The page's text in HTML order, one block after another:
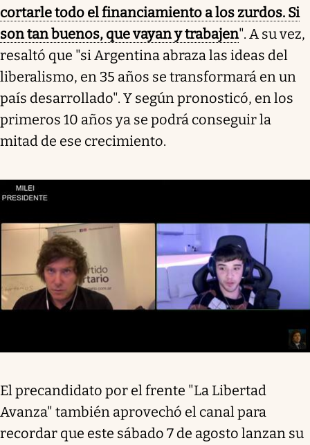
cortarle todo el financiamiento a los zurdos. Si
son tan buenos, que vayan y trabajen". A su vez,
resaltó que "si Argentina abraza las ideas del
liberalismo, en 35 años se transformará en un
país desarrollado". Y según pronosticó, en los
primeros 10 años ya se podrá conseguir la
mitad de ese crecimiento.
El precandidato por el frente "La Libertad
Avanza" también aprovechó el canal para
recordar que este sábado 7 de agosto lanzan su